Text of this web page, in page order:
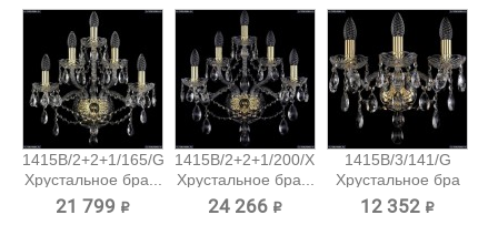
1415B/2+2+1/165/G
Хрустальное бра...
21 799 ₽
1415B/2+2+1/200/XL/G
Хрустальное бра...
24 266 ₽
1415B/3/141/G
Хрустальное бра
Bohemia...
12 352 ₽